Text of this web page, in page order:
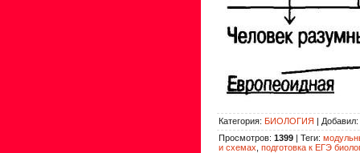
Категория: БИОЛОГИЯ | Добавил:
Просмотров: 1399 | Теги:
и схемах подготовка к ЕГЭ